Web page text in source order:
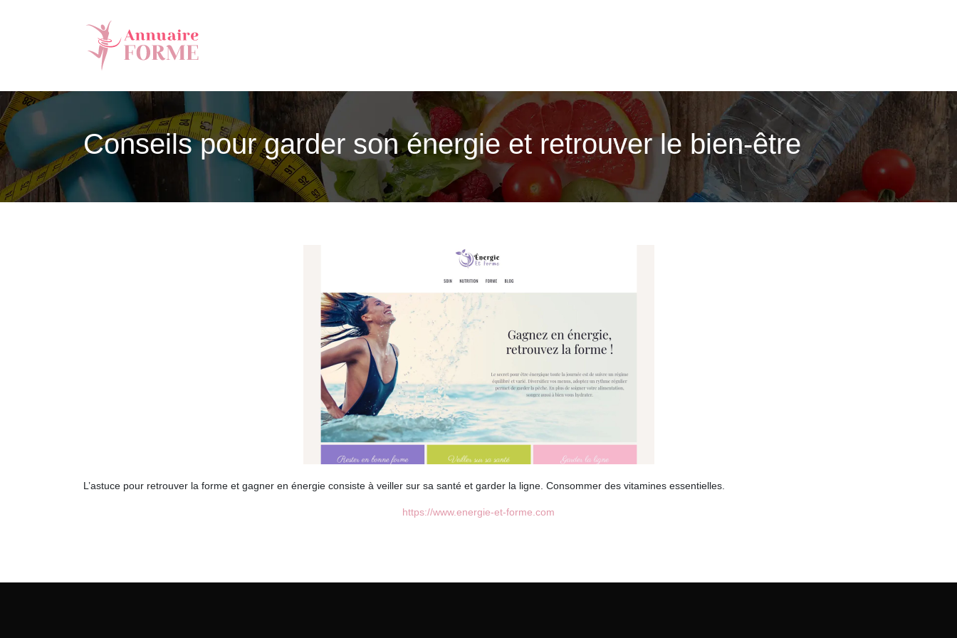
Conseils pour garder son énergie et retrouver le bien-être
L’astuce pour retrouver la forme et gagner en énergie consiste à veiller sur sa santé et garder la ligne. Consommer des vitamines essentielles.
https://www.energie-et-forme.com